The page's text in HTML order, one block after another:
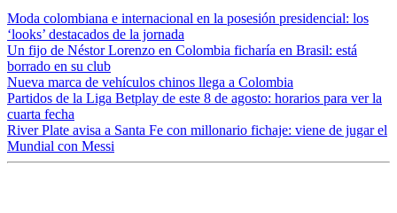
Moda colombiana e internacional en la posesión presidencial: los
‘looks’ destacados de la jornada
Un fijo de Néstor Lorenzo en Colombia ficharía en Brasil: está
borrado en su club
Nueva marca de vehículos chinos llega a Colombia
Partidos de la Liga Betplay de este 8 de agosto: horarios para ver la
cuarta fecha
River Plate avisa a Santa Fe con millonario fichaje: viene de jugar el
Mundial con Messi